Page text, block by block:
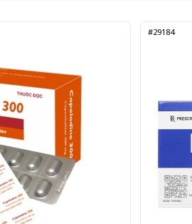
#29184